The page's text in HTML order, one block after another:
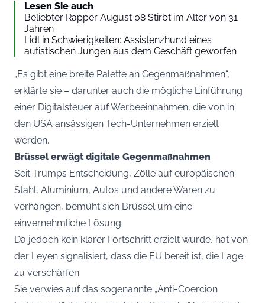
Lesen Sie auch
Beliebter Rapper August 08 Stirbt im Alter von 31
Jahren
Lidl in Schwierigkeiten: Assistenzhund eines
autistischen Jungen aus dem Geschäft geworfen
„Es gibt eine breite Palette an Gegenmaßnahmen“,
erklärte sie – darunter auch die mögliche Einführung
einer Digitalsteuer auf Werbeeinnahmen, die von in
den USA ansässigen Tech-Unternehmen erzielt
werden.
Brüssel erwägt digitale Gegenmaßnahmen
Seit Trumps Entscheidung, Zölle auf europäischen
Stahl, Aluminium, Autos und andere Waren zu
verhängen, bemüht sich Brüssel um eine
einvernehmliche Lösung.
Da jedoch kein klarer Fortschritt erzielt wurde, hat von
der Leyen signalisiert, dass die EU bereit ist, die Lage
zu verschärfen.
Sie verwies auf das sogenannte „Anti-Coercion